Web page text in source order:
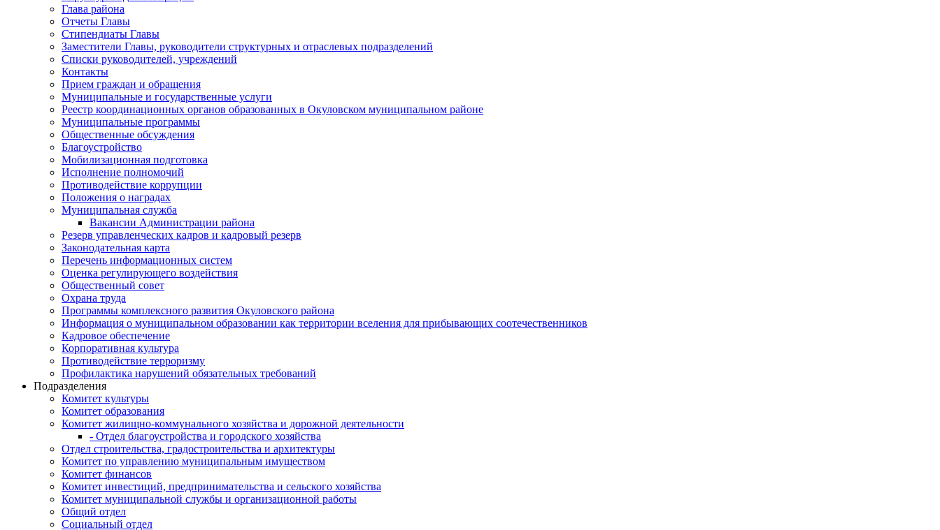
Глава района
Отчеты Главы
Стипендиаты Главы
Заместители Главы, руководители структурных и отраслевых подразделений
Списки руководителей, учреждений
Контакты
Прием граждан и обращения
Муниципальные и государственные услуги
Реестр координационных органов образованных в Окуловском муниципальном районе
Муниципальные программы
Общественные обсуждения
Благоустройство
Мобилизационная подготовка
Исполнение полномочий
Противодействие коррупции
Положения о наградах
Муниципальная служба
Вакансии Администрации района
Резерв управленческих кадров и кадровый резерв
Законодательная карта
Перечень информационных систем
Оценка регулирующего воздействия
Общественный совет
Охрана труда
Программы комплексного развития Окуловского района
Информация о муниципальном образовании как территории вселения для прибывающих соотечественников
Кадровое обеспечение
Корпоративная культура
Противодействие терроризму
Профилактика нарушений обязательных требований
Подразделения
Комитет культуры
Комитет образования
Комитет жилищно-коммунального хозяйства и дорожной деятельности
- Отдел благоустройства и городского хозяйства
Отдел строительства, градостроительства и архитектуры
Комитет по управлению муниципальным имуществом
Комитет финансов
Комитет инвестиций, предпринимательства и сельского хозяйства
Комитет муниципальной службы и организационной работы
Общий отдел
Социальный отдел